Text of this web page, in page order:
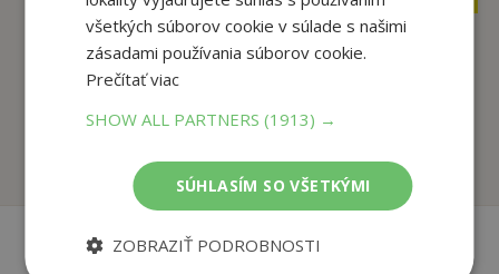
Ulice a námestia
Tivadar Ortvay
Na sklade
všetkých súborov cookie v súlade s našimi
zásadami používania súborov cookie.
Prečítať viac
SHOW ALL PARTNERS(1913) →
SÚHLASÍM SO VŠETKÝMI
ZOBRAZIŤ PODROBNOSTI